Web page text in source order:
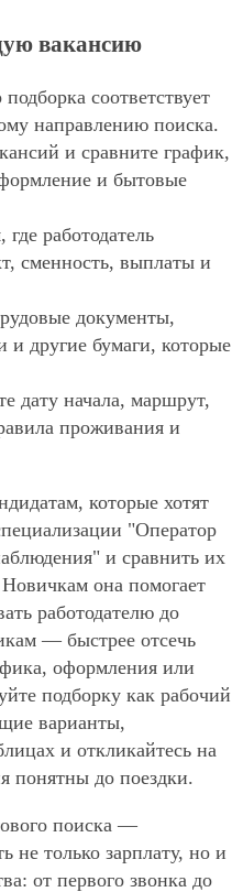
вакансию
соответствует
направлению поиска.
и сравните график,
и бытовые
работодатель
сменность, выплаты и
документы,
и другие бумаги, которые
дату начала, маршрут,
проживания и
которые хотят
"Оператор
и сравнить их
она помогает
работодателю до
— быстрее отсечь
оформления или
подборку как рабочий
варианты,
и откликайтесь на
понятны до поездки.
поиска —
не только зарплату, но и
от первого звонка до